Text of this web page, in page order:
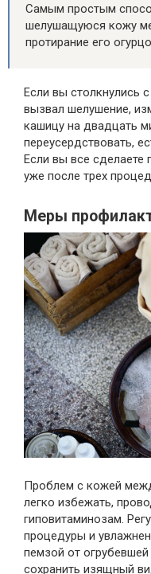
Самым простым
шелушащуюся кожу
протирание его
Если вы столкнулись
вызвал шелушение,
кашицу на двадцать
переусердствовать,
Если вы все сделаете
уже после трех
Меры
Проблем с кожей
легко избежать,
гиповитаминозам.
процедуры и
пемзой от
сохранить изящный